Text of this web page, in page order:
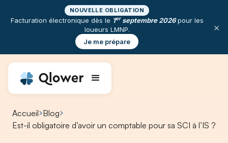
NOUVELLE OBLIGATION
Facturation électronique dès le 1erseptembre 2026pour les
loueurs LMNP.
Je me prépare
×
Accueil Blog
⁠Est-il obligatoire d’avoir un comptable pour sa SCI à l’IS ?